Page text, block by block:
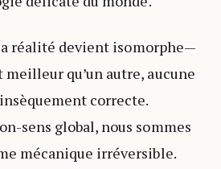
réalité devient isomorphe—
meilleur qu’un autre, aucune
correcte.
sens global, nous sommes
mécanique irréversible.